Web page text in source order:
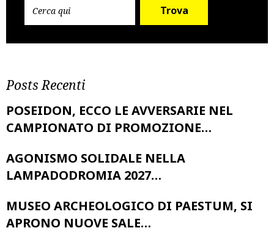
Trova
Posts Recenti
POSEIDON, ECCO LE AVVERSARIE NEL
CAMPIONATO DI PROMOZIONE…
AGONISMO SOLIDALE NELLA
LAMPADODROMIA 2027…
MUSEO ARCHEOLOGICO DI PAESTUM, SI
APRONO NUOVE SALE…